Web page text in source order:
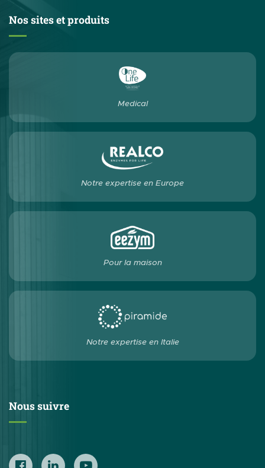
Nos sites et produits
Medical
Notre expertise en Europe
Pour la maison
Notre expertise en Italie
Nous suivre